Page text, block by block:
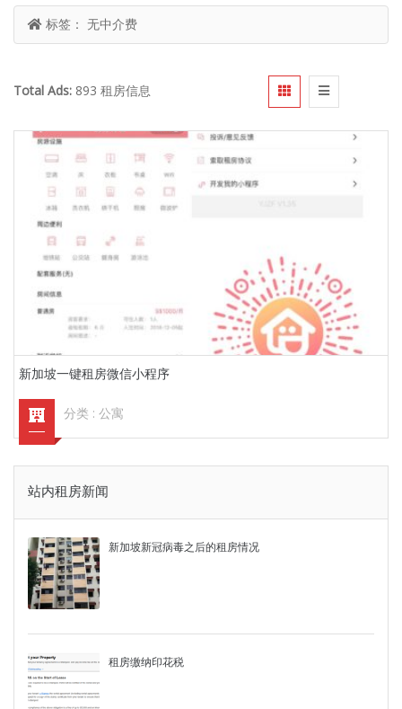
标签： 无中介费
Total Ads: 893 租房信息
新加坡一键租房微信小程序
分类 : 公寓
站内租房新闻
新加坡新冠病毒之后的租房情况
租房缴纳印花税